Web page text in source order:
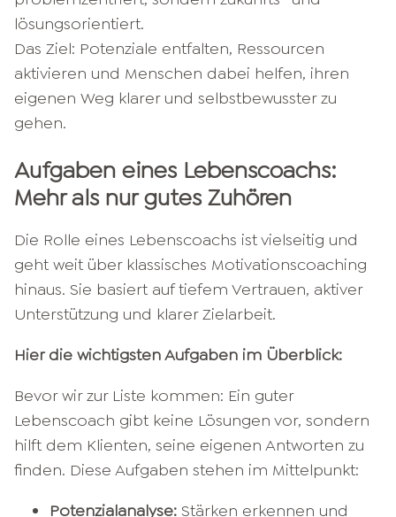
lösungsorientiert.
Das Ziel: Potenziale entfalten, Ressourcen
aktivieren und Menschen dabei helfen, ihren
eigenen Weg klarer und selbstbewusster zu
gehen.
Aufgaben eines Lebenscoachs:
Mehr als nur gutes Zuhören
Die Rolle eines Lebenscoachs ist vielseitig und
geht weit über klassisches Motivationscoaching
hinaus. Sie basiert auf tiefem Vertrauen, aktiver
Unterstützung und klarer Zielarbeit.
Hier die wichtigsten Aufgaben im Überblick:
Bevor wir zur Liste kommen: Ein guter
Lebenscoach gibt keine Lösungen vor, sondern
hilft dem Klienten, seine eigenen Antworten zu
finden. Diese Aufgaben stehen im Mittelpunkt:
Potenzialanalyse: Stärken erkennen und